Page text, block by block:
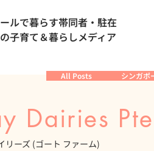
ルで暮らす帯同者・駐在
子育て＆暮らしメディア
All Posts シンガポ
Dairies
リーズ (ゴート ファーム)